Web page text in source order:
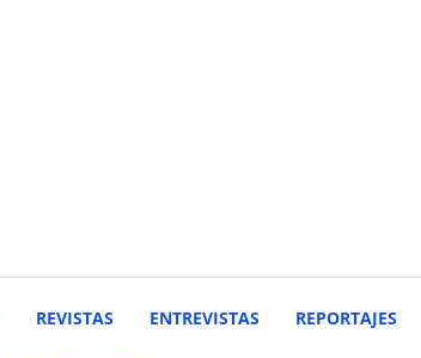
REVISTAS ENTREVISTAS REPORTAJES